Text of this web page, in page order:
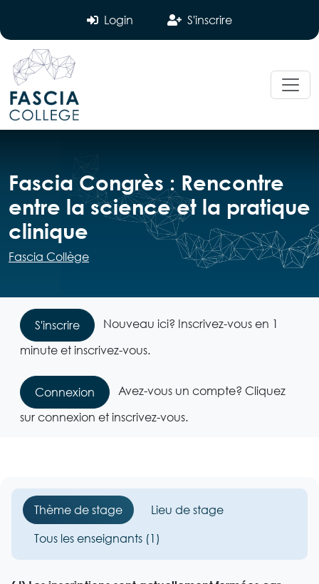
Login S'inscrire
Fascia Congrès : Rencontre
entre la science et la pratique
clinique
Fascia Collège
S'inscrire
Nouveau ici? Inscrivez-vous en 1
minute et inscrivez-vous.
Connexion
Avez-vous un compte? Cliquez
sur connexion et inscrivez-vous.
Thème de stage
Lieu de stage
Tous les enseignants (1)